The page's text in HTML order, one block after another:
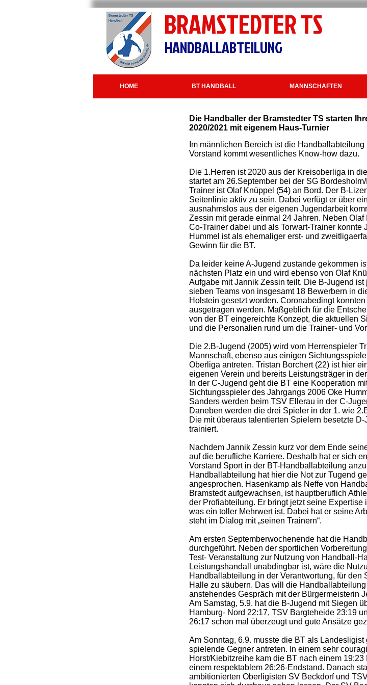
BRAMSTEDTER TS
HANDBALLABTEILUNG
HOME BT HANDBALL MANNSCHAFTEN
Die Handballer der Bramstedter TS starten
2020/2021 mit eigenem Haus-Turnier
Im männlichen Bereich ist die
Vorstand kommt wesentliches Know-how dazu.
Die 1.Herren ist 2020 aus der Kreisoberliga in
startet am 26.September bei der SG
Trainer ist Olaf Knüppel (54) an Bord. Der B-
Seitenlinie aktiv zu sein. Dabei verfügt er über
ausnahmslos aus der eigenen Jugendarbeit
Zessin mit gerade einmal 24 Jahren. Neben
Co-Trainer dabei und als Torwart-Trainer konnte
Hummel ist als ehemaliger erst- und
Gewinn für die BT.
Da leider keine A-Jugend zustande gekommen
nächsten Platz ein und wird ebenso von Olaf
Aufgabe mit Jannik Zessin teilt. Die B-Jugend
sieben Teams von insgesamt 18 Bewerbern in
Holstein gesetzt worden. Coronabedingt
ausgetragen werden. Maßgeblich für die
von der BT eingereichte Konzept, die aktuellen
und die Personalien rund um die Trainer- und
Die 2.B-Jugend (2005) wird vom Herrenspieler
Mannschaft, ebenso aus einigen
Oberliga antreten. Tristan Borchert (22) ist hier
eigenen Verein und bereits Leistungsträger in
In der C-Jugend geht die BT eine Kooperation
Sichtungsspieler des Jahrgangs 2006 Oke
Sanders werden beim TSV Ellerau in der C-
Daneben werden die drei Spieler in der 1. wie
Die mit überaus talentierten Spielern besetzte
trainiert.
Nachdem Jannik Zessin kurz vor dem Ende
auf die berufliche Karriere. Deshalb hat er sich
Vorstand Sport in der BT-Handballabteilung
Handballabteilung hat hier die Not zur Tugend
angesprochen. Hasenkamp als Neffe von
Bramstedt aufgewachsen, ist hauptberuflich
der Profiabteilung. Er bringt jetzt seine
was ein toller Mehrwert ist. Dabei hat er seine
steht im Dialog mit „seinen Trainern“.
Am ersten Septemberwochenende hat die
durchgeführt. Neben der sportlichen
Test- Veranstaltung zur Nutzung von Handball-
Leistungshandall unabdingbar ist, wäre die
Handballabteilung in der Verantwortung, für den
Halle zu säubern. Das will die
anstehendes Gespräch mit der Bürgermeisterin
Am Samstag, 5.9. hat die B-Jugend mit Siegen
Hamburg- Nord 22:17, TSV Bargteheide 23:19
26:17 schon mal überzeugt und gute Ansätze
Am Sonntag, 6.9. musste die BT als
spielende Gegner antreten. In einem sehr
Horst/Kiebitzreihe kam die BT nach einem
einem respektablem 26:26-Endstand. Danach
ambitionierten Oberligisten SV Beckdorf und